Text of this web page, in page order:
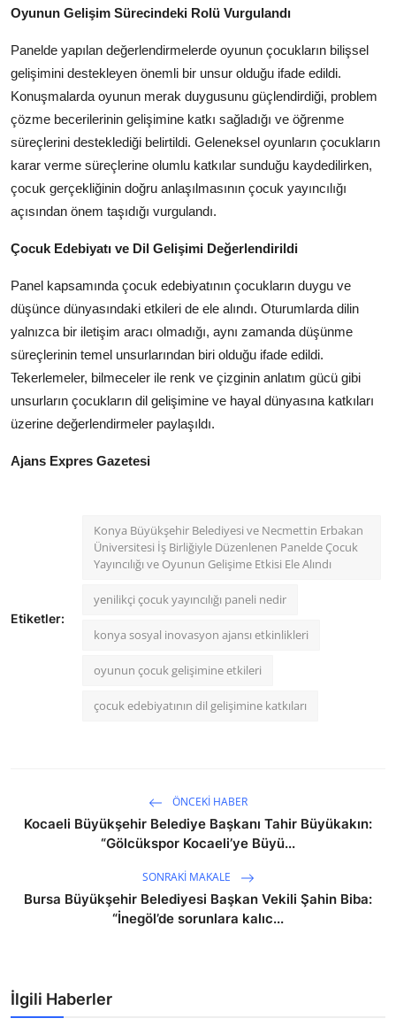
Oyunun Gelişim Sürecindeki Rolü Vurgulandı
Panelde yapılan değerlendirmelerde oyunun çocukların bilişsel
gelişimini destekleyen önemli bir unsur olduğu ifade edildi.
Konuşmalarda oyunun merak duygusunu güçlendirdiği, problem
çözme becerilerinin gelişimine katkı sağladığı ve öğrenme
süreçlerini desteklediği belirtildi. Geleneksel oyunların çocukların
karar verme süreçlerine olumlu katkılar sunduğu kaydedilirken,
çocuk gerçekliğinin doğru anlaşılmasının çocuk yayıncılığı
açısından önem taşıdığı vurgulandı.
Çocuk Edebiyatı ve Dil Gelişimi Değerlendirildi
Panel kapsamında çocuk edebiyatının çocukların duygu ve
düşünce dünyasındaki etkileri de ele alındı. Oturumlarda dilin
yalnızca bir iletişim aracı olmadığı, aynı zamanda düşünme
süreçlerinin temel unsurlarından biri olduğu ifade edildi.
Tekerlemeler, bilmeceler ile renk ve çizginin anlatım gücü gibi
unsurların çocukların dil gelişimine ve hayal dünyasına katkıları
üzerine değerlendirmeler paylaşıldı.
Ajans Expres Gazetesi
Etiketler:
Konya Büyükşehir Belediyesi ve Necmettin Erbakan
Üniversitesi İş Birliğiyle Düzenlenen Panelde Çocuk
Yayıncılığı ve Oyunun Gelişime Etkisi Ele Alındı
yenilikçi çocuk yayıncılığı paneli nedir
konya sosyal inovasyon ajansı etkinlikleri
oyunun çocuk gelişimine etkileri
çocuk edebiyatının dil gelişimine katkıları
ÖNCEKI HABER
Kocaeli Büyükşehir Belediye Başkanı Tahir Büyükakın:
“Gölcükspor Kocaeli’ye Büyü...
SONRAKI MAKALE
Bursa Büyükşehir Belediyesi Başkan Vekili Şahin Biba:
“İnegöl’de sorunlara kalıc...
İlgili Haberler